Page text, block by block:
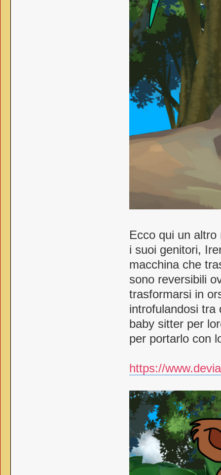
Ecco qui un
i suoi genitori,
macchina che
sono reversibili
trasformarsi in
introfulandosi tra
baby sitter per
per portarlo con
https://